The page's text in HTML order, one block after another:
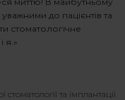
до пацієнтів та
стоматологічне
я.»
та імплантації